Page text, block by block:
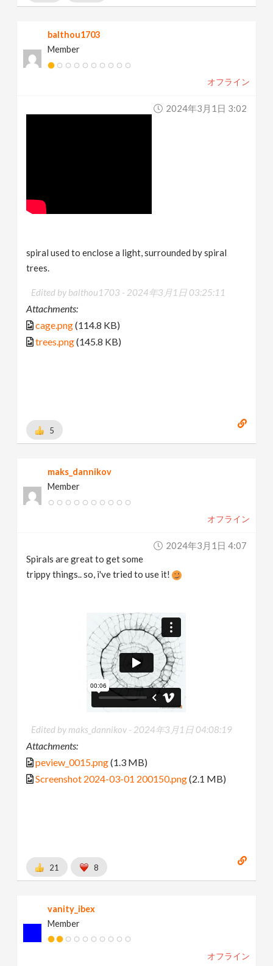
balthou1703
Member
オフライン
2024年3月1日 3:02
spiral used to enclose a light, surrounded by spiral
trees.
Edited by balthou1703 - 2024年3月1日 03:25:11
Attachments:
cage.png(114.8 KB)
trees.png(145.8 KB)
5
maks_dannikov
Member
オフライン
2024年3月1日 4:07
Spirals are great to get some
trippy things.. so, i've tried to use it!
Edited by maks_dannikov - 2024年3月1日 04:08:19
Attachments:
peview_0015.png(1.3 MB)
Screenshot 2024-03-01 200150.png(2.1 MB)
21 8
vanity_ibex
Member
オフライン